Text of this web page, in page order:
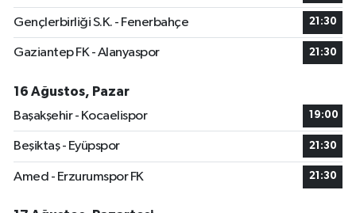
Gençlerbirliği S.K. - Fenerbahçe 21:30
Gaziantep FK - Alanyaspor 21:30
16 Ağustos, Pazar
Başakşehir - Kocaelispor
19:00
Beşiktaş - Eyüpspor 21:30
Amed - Erzurumspor FK 21:30